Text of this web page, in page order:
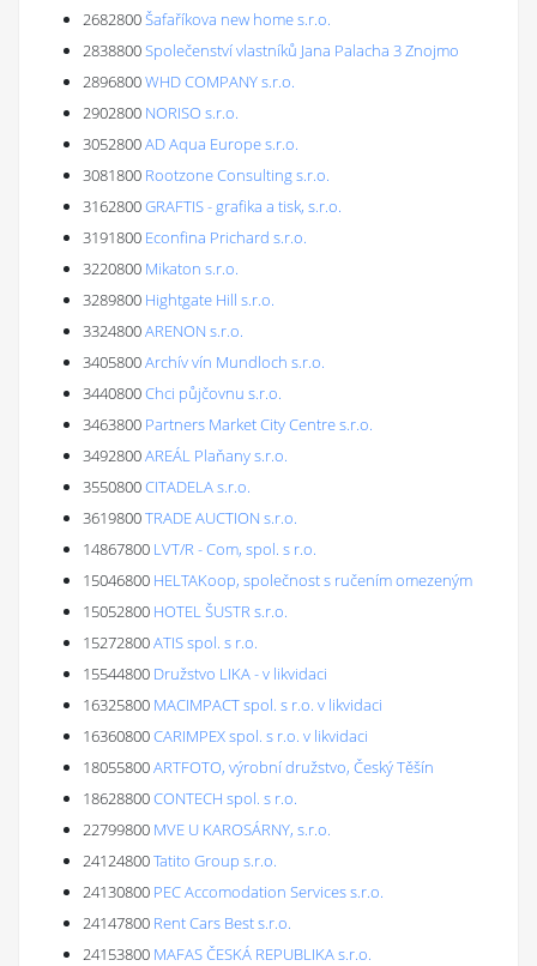
2682800Šafaříkova new home s.r.o.
2838800Společenství vlastníků Jana Palacha 3 Znojmo
2896800WHD COMPANY s.r.o.
2902800 NORISO s.r.o.
3052800AD Aqua Europe s.r.o.
3081800 Rootzone Consulting s.r.o.
3162800GRAFTIS - grafika a tisk, s.r.o.
3191800 Econfina Prichard s.r.o.
3220800 Mikaton s.r.o.
3289800 Hightgate Hill s.r.o.
3324800ARENON s.r.o.
3405800Archív vín Mundloch s.r.o.
3440800Chci půjčovnu s.r.o.
3463800 Partners Market City Centre s.r.o.
3492800AREÁL Plaňany s.r.o.
3550800CITADELA s.r.o.
3619800TRADE AUCTION s.r.o.
14867800 LVT/R - Com, spol. s r.o.
15046800 HELTAKoop, společnost s ručením omezeným
15052800 HOTEL ŠUSTR s.r.o.
15272800ATIS spol. s r.o.
15544800 Družstvo LIKA - v likvidaci
16325800 MACIMPACT spol. s r.o. v likvidaci
16360800CARIMPEX spol. s r.o. v likvidaci
18055800ARTFOTO, výrobní družstvo, Český Těšín
18628800CONTECH spol. s r.o.
22799800 MVE U KAROSÁRNY, s.r.o.
24124800Tatito Group s.r.o.
24130800 PEC Accomodation Services s.r.o.
24147800 Rent Cars Best s.r.o.
24153800 MAFAS ČESKÁ REPUBLIKA s.r.o.